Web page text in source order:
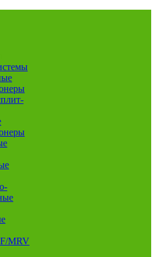
MRV